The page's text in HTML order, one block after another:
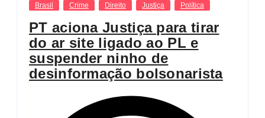
Brasil Crime Direito Justiça Política
PT aciona Justiça para tirar
do ar site ligado ao PL e
suspender ninho de
desinformação bolsonarista